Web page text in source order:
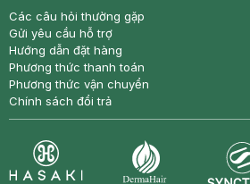
Các câu hỏi thường gặp
Gửi yêu cầu hỗ trợ
Hướng dẫn đặt hàng
Phương thức thanh toán
Phương thức vận chuyển
Chính sách đổi trả